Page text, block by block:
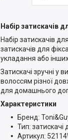
Набір затискачів
Набір затискачів
затискачів для
укладання або
Затискачі зручні у
волоссям різної
для домашнього
Характеристики
Бренд:
Тип: затискачі
Артикул: